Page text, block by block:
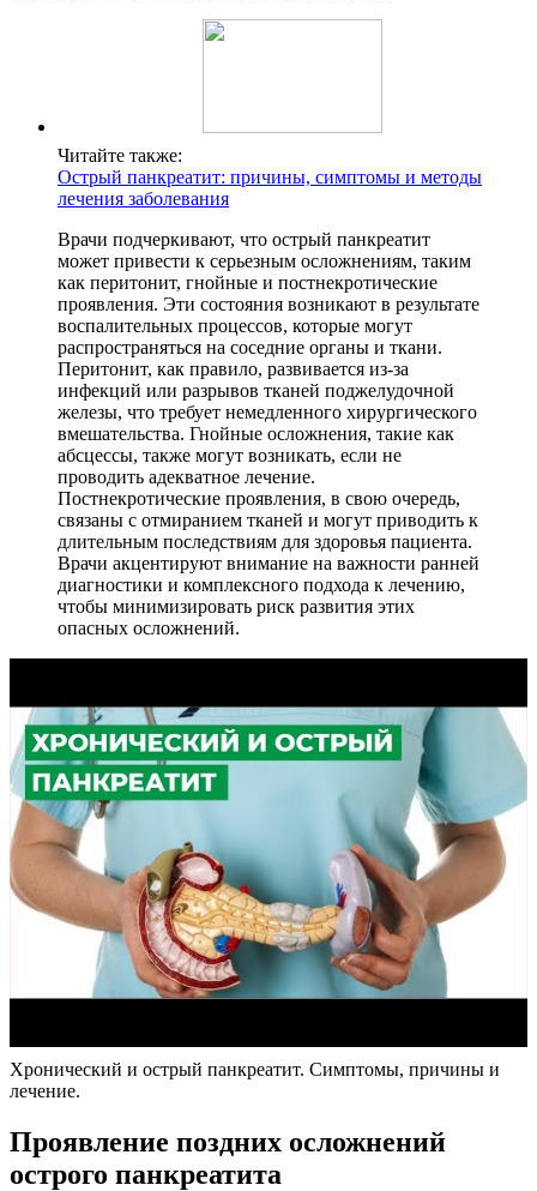
Читайте также:
Острый панкреатит: причины, симптомы и методы
лечения заболевания
Врачи подчеркивают, что острый панкреатит
может привести к серьезным осложнениям, таким
как перитонит, гнойные и постнекротические
проявления. Эти состояния возникают в результате
воспалительных процессов, которые могут
распространяться на соседние органы и ткани.
Перитонит, как правило, развивается из-за
инфекций или разрывов тканей поджелудочной
железы, что требует немедленного хирургического
вмешательства. Гнойные осложнения, такие как
абсцессы, также могут возникать, если не
проводить адекватное лечение.
Постнекротические проявления, в свою очередь,
связаны с отмиранием тканей и могут приводить к
длительным последствиям для здоровья пациента.
Врачи акцентируют внимание на важности ранней
диагностики и комплексного подхода к лечению,
чтобы минимизировать риск развития этих
опасных осложнений.
Хронический и острый панкреатит. Симптомы, причины и
лечение.
Проявление поздних осложнений
острого панкреатита